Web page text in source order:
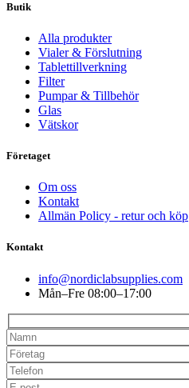
Butik
Alla produkter
Vialer & Förslutning
Tablettillverkning
Filter
Pumpar & Tillbehör
Glas
Vätskor
Företaget
Om oss
Kontakt
Allmän Policy - retur och köp
Kontakt
info@nordiclabsupplies.com
Mån–Fre 08:00–17:00